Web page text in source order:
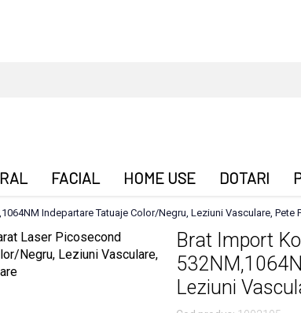
FACIAL HOME USE DOTARI
Indepartare Tatuaje Color/Negru, Leziuni Vasculare, Pete
Brat Import
Leziuni